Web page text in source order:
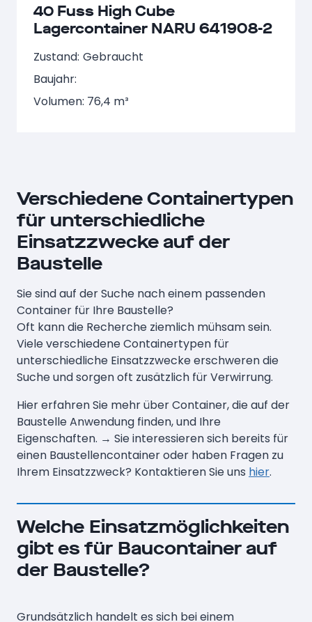
40 Fuss High Cube
Lagercontainer NARU 641908-2
Zustand: Gebraucht
Baujahr:
Volumen: 76,4 m³
Verschiedene Containertypen
für unterschiedliche
Einsatzzwecke auf der
Baustelle
Sie sind auf der Suche nach einem passenden
Container für Ihre Baustelle?
Oft kann die Recherche ziemlich mühsam sein.
Viele verschiedene Containertypen für
unterschiedliche Einsatzzwecke erschweren die
Suche und sorgen oft zusätzlich für Verwirrung.
Hier erfahren Sie mehr über Container, die auf der
Baustelle Anwendung finden, und Ihre
Eigenschaften. → Sie interessieren sich bereits für
einen Baustellencontainer oder haben Fragen zu
Ihrem Einsatzzweck? Kontaktieren Sie uns hier.
Welche Einsatzmöglichkeiten
gibt es für Baucontainer auf
der Baustelle?
Grundsätzlich handelt es sich bei einem